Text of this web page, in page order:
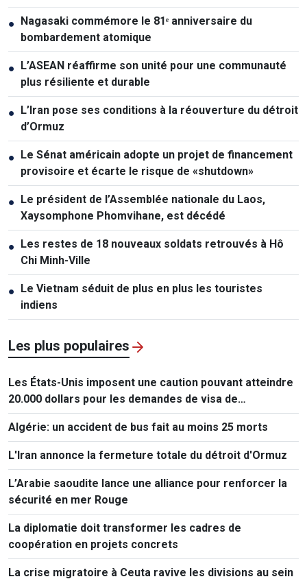
● Nagasaki commémore le 81ᵉ anniversaire du
bombardement atomique
● L’ASEAN réaffirme son unité pour une communauté
plus résiliente et durable
● L’Iran pose ses conditions à la réouverture du détroit
d’Ormuz
● Le Sénat américain adopte un projet de financement
provisoire et écarte le risque de «shutdown»
● Le président de l’Assemblée nationale du Laos,
Xaysomphone Phomvihane, est décédé
● Les restes de 18 nouveaux soldats retrouvés à Hô
Chi Minh-Ville
● Le Vietnam séduit de plus en plus les touristes
indiens
Les plus populaires
Les États-Unis imposent une caution pouvant atteindre
20.000 dollars pour les demandes de visa de
ressortissants de 50 pays
Algérie: un accident de bus fait au moins 25 morts
L'Iran annonce la fermeture totale du détroit d'Ormuz
L’Arabie saoudite lance une alliance pour renforcer la
sécurité en mer Rouge
La diplomatie doit transformer les cadres de
coopération en projets concrets
La crise migratoire à Ceuta ravive les divisions au sein